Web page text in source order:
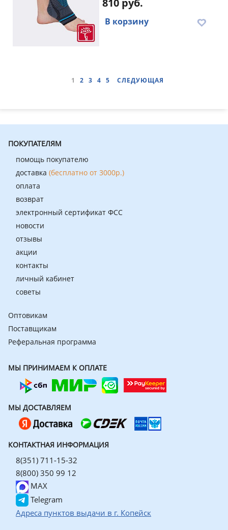
810 руб.
В корзину
1 2 3 4 5 СЛЕДУЮЩАЯ
ПОКУПАТЕЛЯМ
помощь покупателю
доставка (бесплатно от 3000р.)
оплата
возврат
электронный сертификат ФСС
новости
отзывы
акции
контакты
личный кабинет
советы
Оптовикам
Поставщикам
Реферальная программа
МЫ ПРИНИМАЕМ К ОПЛАТЕ
МЫ ДОСТАВЛЯЕМ
КОНТАКТНАЯ ИНФОРМАЦИЯ
8(351) 711-15-32
8(800) 350 99 12
MAX
Telegram
Адреса пунктов выдачи в г. Копейск